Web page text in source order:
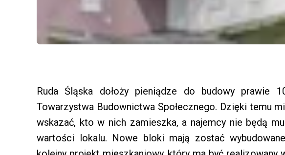
Ruda Śląska dołoży pieniądze do budowy prawie
Towarzystwa Budownictwa Społecznego. Dzięki temu
wskazać, kto w nich zamieszka, a najemcy nie będą
wartości lokalu. Nowe bloki mają zostać